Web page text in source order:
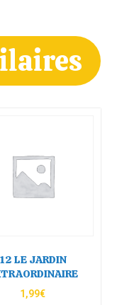
12 LE JARDIN
1,99€